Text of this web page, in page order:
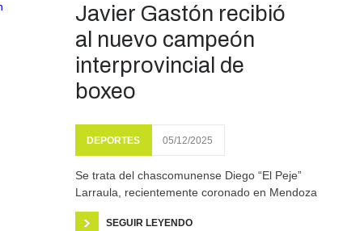
Javier Gastón recibió
al nuevo campeón
interprovincial de
boxeo
DEPORTES 05/12/2025
Se trata del chascomunense Diego “El Peje”
Larraula, recientemente coronado en Mendoza
SEGUIR LEYENDO